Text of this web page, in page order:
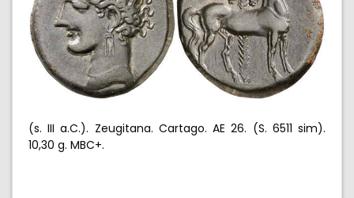
(s. III a.C.). Zeugitana. Cartago. AE 26. (S. 6511 sim).
10,30 g. MBC+.